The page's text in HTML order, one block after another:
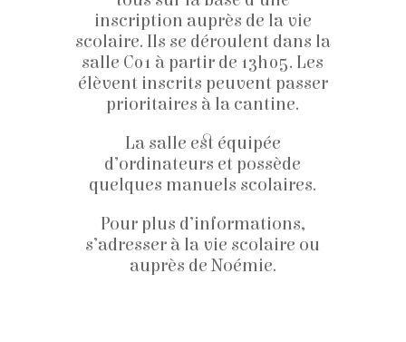
inscription auprès de la vie
scolaire. Ils se déroulent dans la
salle C01 à partir de 13h05. Les
élèvent inscrits peuvent passer
prioritaires à la cantine.
La salle est équipée
d’ordinateurs et possède
quelques manuels scolaires.
Pour plus d’informations,
s’adresser à la vie scolaire ou
auprès de Noémie.